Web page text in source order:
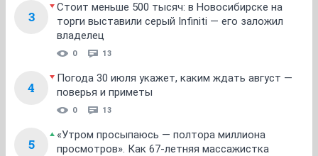
3
Стоит меньше 500 тысяч: в Новосибирске на
торги выставили серый Infiniti — его заложил
владелец
0 13
4
Погода 30 июля укажет, каким ждать август —
поверья и приметы
0 13
5
«Утром просыпаюсь — полтора миллиона
просмотров». Как 67-летняя массажистка